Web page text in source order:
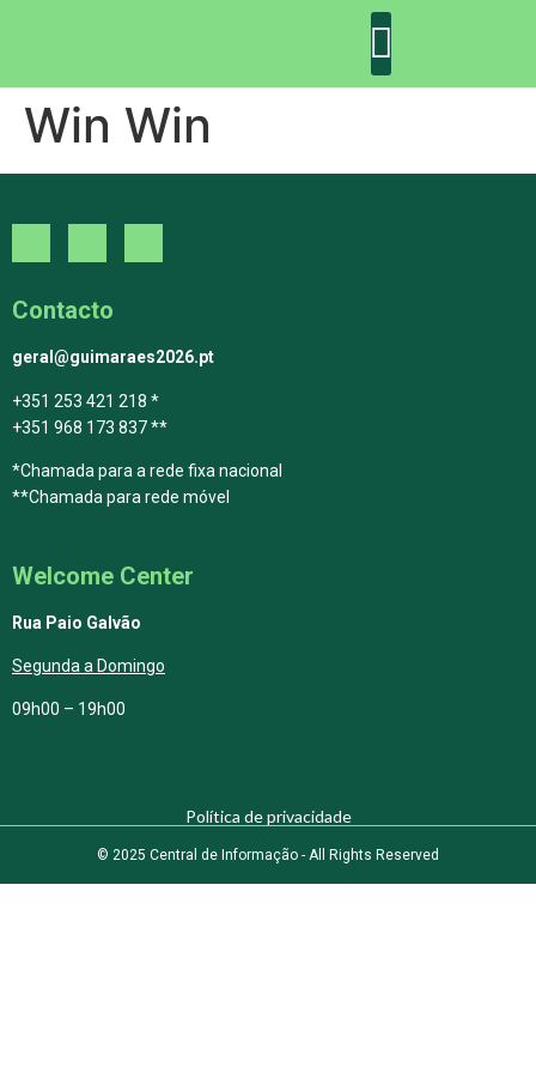
Win Win
Contacto
geral@guimaraes2026.pt
+351 253 421 218 *
+351 968 173 837 **
*Chamada para a rede fixa nacional
**Chamada para rede móvel
Welcome Center
Rua Paio Galvão
Segunda a Domingo
09h00 – 19h00
Política de privacidade
© 2025 Central de Informação - All Rights Reserved